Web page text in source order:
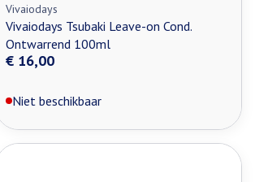
Vivaiodays
Vivaiodays Tsubaki Leave-on Cond.
Ontwarrend 100ml
€ 16,00
Niet beschikbaar